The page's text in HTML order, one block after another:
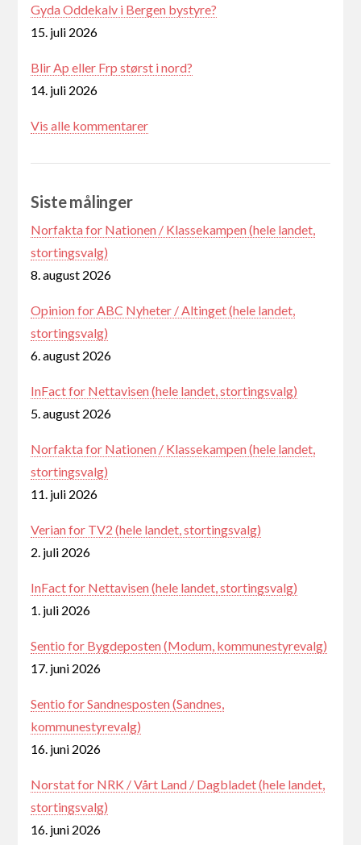
Gyda Oddekalv i Bergen bystyre?
15. juli 2026
Blir Ap eller Frp størst i nord?
14. juli 2026
Vis alle kommentarer
Siste målinger
Norfakta for Nationen / Klassekampen (hele landet,
stortingsvalg)
8. august 2026
Opinion for ABC Nyheter / Altinget (hele landet,
stortingsvalg)
6. august 2026
InFact for Nettavisen (hele landet, stortingsvalg)
5. august 2026
Norfakta for Nationen / Klassekampen (hele landet,
stortingsvalg)
11. juli 2026
Verian for TV2 (hele landet, stortingsvalg)
2. juli 2026
InFact for Nettavisen (hele landet, stortingsvalg)
1. juli 2026
Sentio for Bygdeposten (Modum, kommunestyrevalg)
17. juni 2026
Sentio for Sandnesposten (Sandnes,
kommunestyrevalg)
16. juni 2026
Norstat for NRK / Vårt Land / Dagbladet (hele landet,
stortingsvalg)
16. juni 2026